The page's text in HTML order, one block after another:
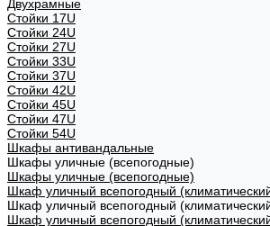
Двухрамные
Стойки 17U
Стойки 24U
Стойки 27U
Стойки 33U
Стойки 37U
Стойки 42U
Стойки 45U
Стойки 47U
Стойки 54U
Шкафы антивандальные
Шкафы уличные (всепогодные)
Шкафы уличные (всепогодные)
Шкаф уличный всепогодный
Шкаф уличный всепогодный
Шкаф уличный всепогодный